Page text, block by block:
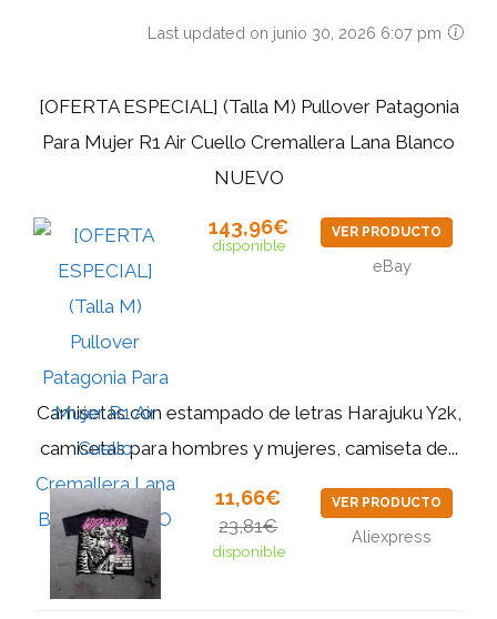
Last updated on junio 30, 2026 6:07 pm
[OFERTA ESPECIAL] (Talla M) Pullover Patagonia
Para Mujer R1 Air Cuello Cremallera Lana Blanco
NUEVO
143,96€
disponible
VER PRODUCTO
eBay
Camisetas con estampado de letras Harajuku Y2k,
camisetas para hombres y mujeres, camiseta de...
11,66€
23,81€
disponible
VER PRODUCTO
Aliexpress